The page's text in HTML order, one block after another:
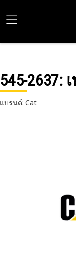
545-2637:
แบรนด์: Cat